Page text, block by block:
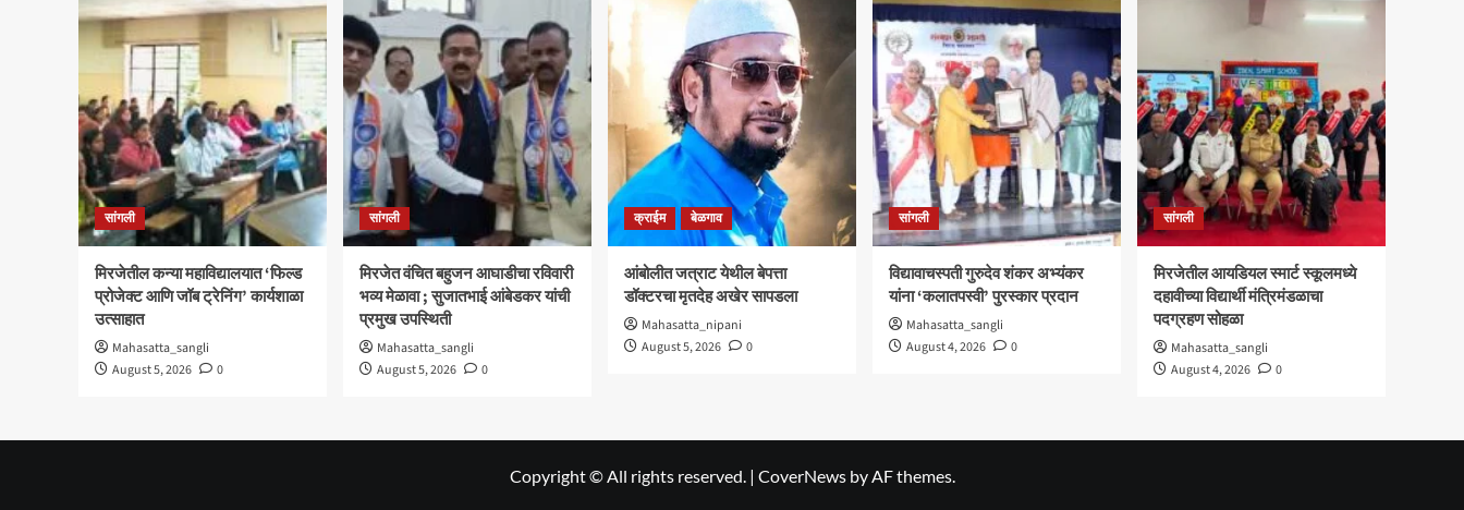
सांगली
मिरजेतील कन्या महाविद्यालयात ‘फिल्ड
प्रोजेक्ट आणि जॉब ट्रेनिंग’ कार्यशाळा
उत्साहात
Mahasatta_sangli
August 5, 2026
0
सांगली
मिरजेत वंचित बहुजन आघाडीचा रविवारी
भव्य मेळावा ; सुजातभाई आंबेडकर यांची
प्रमुख उपस्थिती
Mahasatta_sangli
August 5, 2026
0
क्राईम बेळगाव
आंबोलीत जत्राट येथील बेपत्ता
डॉक्टरचा मृतदेह अखेर सापडला
Mahasatta_nipani
August 5, 2026
0
सांगली
विद्यावाचस्पती गुरुदेव शंकर अभ्यंकर
यांना ‘कलातपस्वी’ पुरस्कार प्रदान
Mahasatta_sangli
August 4, 2026
0
सांगली
मिरजेतील आयडियल स्मार्ट स्कूलमध्ये
दहावीच्या विद्यार्थी मंत्रिमंडळाचा
पदग्रहण सोहळा
Mahasatta_sangli
August 4, 2026
0
Copyright © All rights reserved. | CoverNewsby AF themes.